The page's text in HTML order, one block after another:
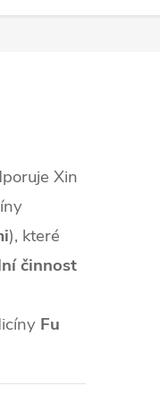
Xin
), které
činnost
Fu